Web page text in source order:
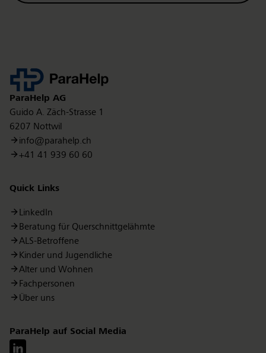
Kontakt
ParaHelp AG
Guido A. Zäch-Strasse 1
6207 Nottwil
info@parahelp.ch
+41 41 939 60 60
Quick Links
LinkedIn
Beratung für Querschnittgelähmte
ALS-Betroffene
Kinder und Jugendliche
Alter und Wohnen
Fachpersonen
Über uns
ParaHelp auf Social Media